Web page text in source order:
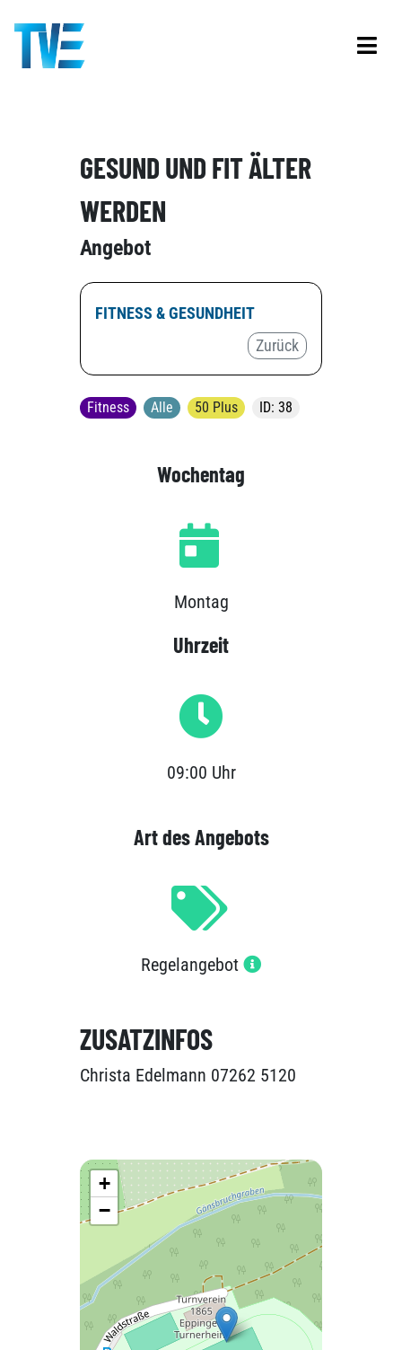
GESUND UND FIT ÄLTER
WERDEN
Angebot
FITNESS & GESUNDHEIT
Zurück
Fitness Alle 50 Plus ID: 38
Wochentag
Montag
Uhrzeit
09:00 Uhr
Art des Angebots
Regelangebot
ZUSATZINFOS
Christa Edelmann 07262 5120
+
−